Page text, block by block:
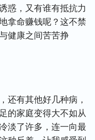
惑，又有谁有抵抗力
拿命赚钱呢？这不禁
健康之间苦苦挣
还有其他好几种病，
的家庭变得大不如从
淡了许多，连一向最